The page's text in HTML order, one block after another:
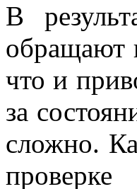
В
обращают
что и
за
сложно.